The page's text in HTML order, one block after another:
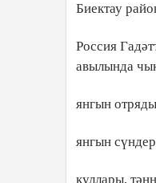
Биектау
Россия
авылында
янгын
янгын
куллары,